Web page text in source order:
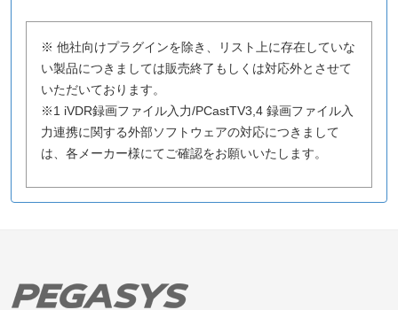
※ 他社向けプラグインを除き、リスト上に存在していな
い製品につきましては販売終了もしくは対応外とさせて
いただいております。
※1 iVDR録画ファイル入力/PCastTV3,4 録画ファイル入
力連携に関する外部ソフトウェアの対応につきまして
は、各メーカー様にてご確認をお願いいたします。